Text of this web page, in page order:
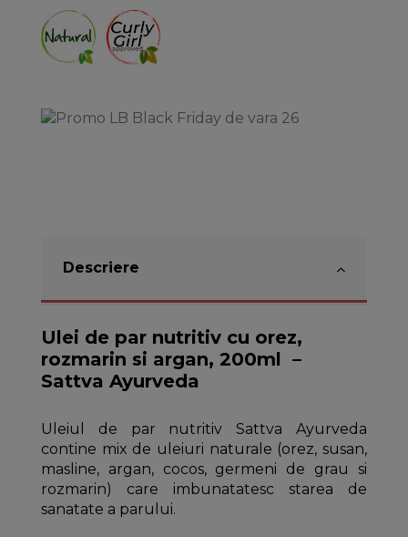
Descriere
Ulei de par nutritiv cu orez,
rozmarin si argan, 200ml –
Sattva Ayurveda
Uleiul de par nutritiv Sattva Ayurveda
contine mix de uleiuri naturale (orez, susan,
masline, argan, cocos, germeni de grau si
rozmarin) care imbunatatesc starea de
sanatate a parului.